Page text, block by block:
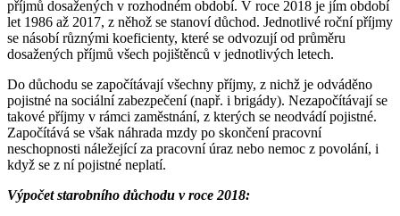
příjmů dosažených v rozhodném období. V roce 2018 je jím období
let 1986 až 2017, z něhož se stanoví důchod. Jednotlivé roční příjmy
se násobí různými koeficienty, které se odvozují od průměru
dosažených příjmů všech pojištěnců v jednotlivých letech.
Do důchodu se započítávají všechny příjmy, z nichž je odváděno
pojistné na sociální zabezpečení (např. i brigády). Nezapočítávají se
takové příjmy v rámci zaměstnání, z kterých se neodvádí pojistné.
Započítává se však náhrada mzdy po skončení pracovní
neschopnosti náležející za pracovní úraz nebo nemoc z povolání, i
když se z ní pojistné neplatí.
Výpočet starobního důchodu v roce 2018: